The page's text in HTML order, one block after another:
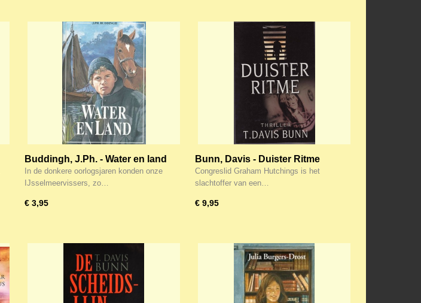
Buddingh, J.Ph. - Water en land
In de donkere oorlogsjaren konden onze
IJsselmeervissers, zo…
€ 3,95
Bunn, Davis - Duister Ritme
Congreslid Graham Hutchings is het
slachtoffer van een…
€ 9,95